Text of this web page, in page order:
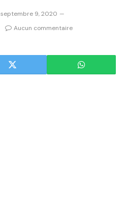
septembre 9, 2020
Aucun commentaire